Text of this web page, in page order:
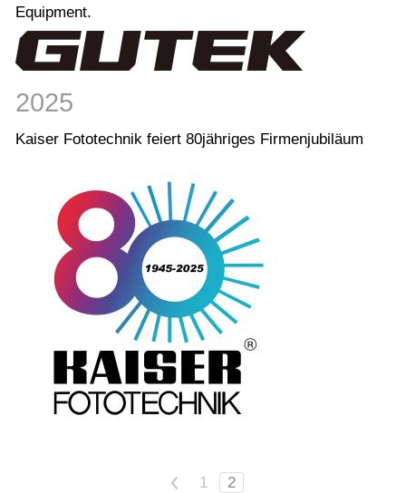
Equipment.
2025
Kaiser Fototechnik feiert 80jähriges Firmenjubiläum
< 1 2